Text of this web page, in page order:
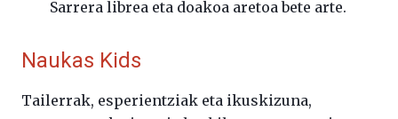
Sarrera librea eta doakoa aretoa bete arte.
Naukas Kids
Tailerrak, esperientziak eta ikuskizuna,